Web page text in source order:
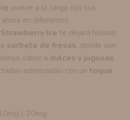
vuelve a la carga con sus
en diferentes
Ice te dejará helado
sorbete de fresas, donde con
sabor a dulces y jugosas
aderezadas con un toque
10mg | 20mg